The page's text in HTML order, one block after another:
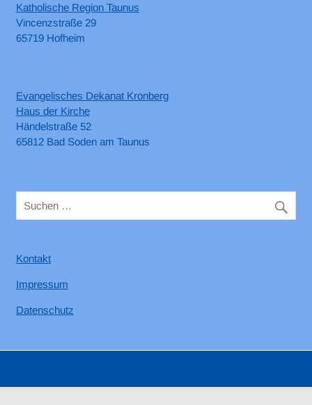
Katholische Region Taunus
Vincenzstraße 29
65719 Hofheim
Evangelisches Dekanat Kronberg
Haus der Kirche
Händelstraße 52
65812 Bad Soden am Taunus
Kontakt
Impressum
Datenschutz